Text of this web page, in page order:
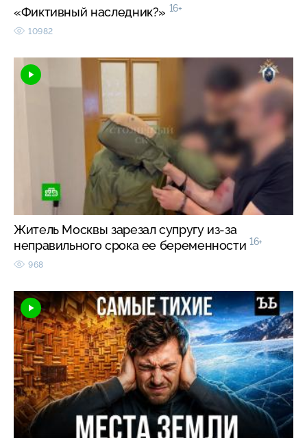
«Фиктивный наследник?» 16+
10982
Житель Москвы зарезал супругу из-за
неправильного срока ее беременности 16+
968